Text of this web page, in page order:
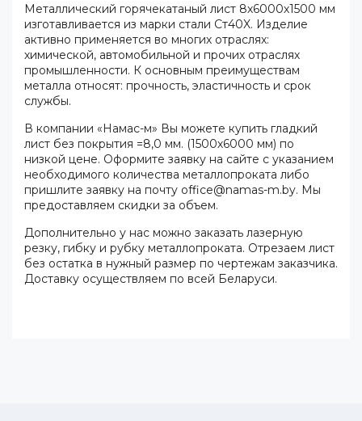
Металлический горячекатаный лист 8х6000х1500 мм
изготавливается из марки стали Ст40X. Изделие
активно применяется во многих отраслях:
химической, автомобильной и прочих отраслях
промышленности. К основным преимуществам
металла относят: прочность, эластичность и срок
службы.
В компании «Намас-м» Вы можете купить гладкий
лист без покрытия =8,0 мм. (1500х6000 мм) по
низкой цене. Оформите заявку на сайте с указанием
необходимого количества металлопроката либо
пришлите заявку на почту office@namas-m.by. Мы
предоставляем скидки за объем.
Дополнительно у нас можно заказать лазерную
резку, гибку и рубку металлопроката. Отрезаем лист
без остатка в нужный размер по чертежам заказчика.
Доставку осуществляем по всей Беларуси.